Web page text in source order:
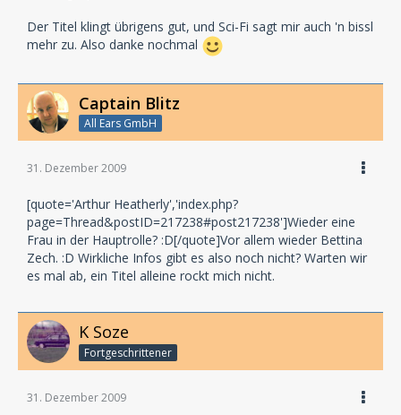
Der Titel klingt übrigens gut, und Sci-Fi sagt mir auch 'n bissl
mehr zu. Also danke nochmal
Captain Blitz
All Ears GmbH
31. Dezember 2009
[quote='Arthur Heatherly','index.php?
page=Thread&postID=217238#post217238']Wieder eine
Frau in der Hauptrolle? :D[/quote]Vor allem wieder Bettina
Zech. :D Wirkliche Infos gibt es also noch nicht? Warten wir
es mal ab, ein Titel alleine rockt mich nicht.
K Soze
Fortgeschrittener
31. Dezember 2009